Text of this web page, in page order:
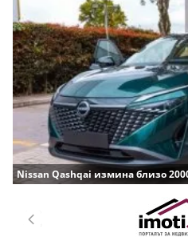
Nissan Qashqai измина близо